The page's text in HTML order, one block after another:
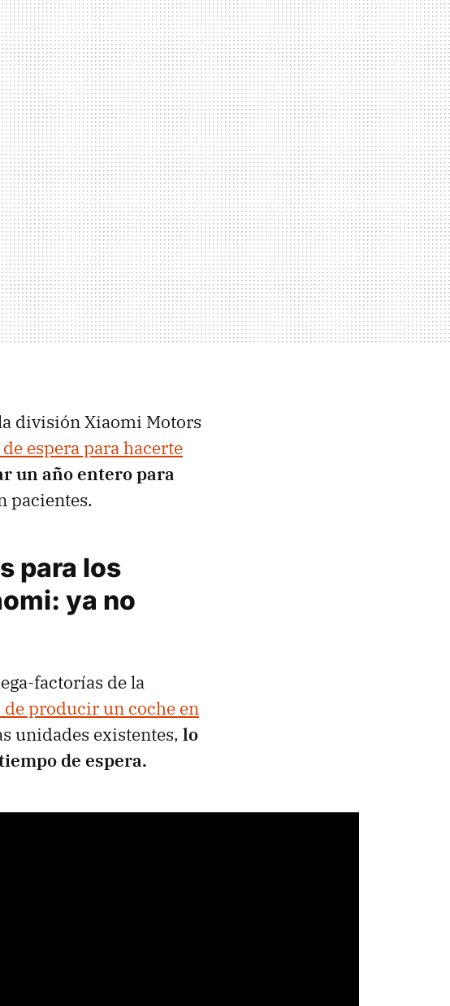
división Xiaomi Motors
espera para hacerte
un año entero para
pacientes.
para los
ya no
factorías de la
de producir un coche en
unidades existentes, lo
de espera.